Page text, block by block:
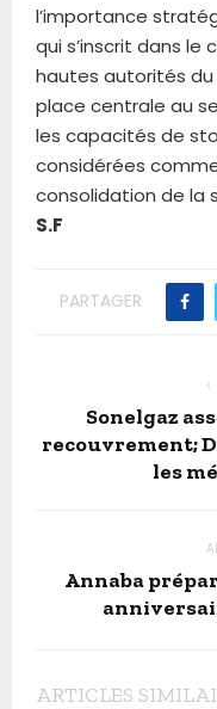
l’importance
qui s’inscrit dans
hautes autorités
place centrale au
les capacités de
considérées
consolidation de la
S.F
PARTAGER
Sonelgaz
recouvrement;
les
Annaba
ARTICLES